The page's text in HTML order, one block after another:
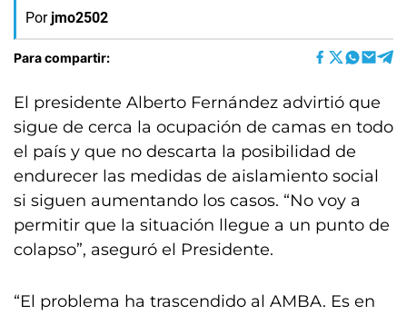
Por jmo2502
Para compartir:
El presidente Alberto Fernández advirtió que
sigue de cerca la ocupación de camas en todo
el país y que no descarta la posibilidad de
endurecer las medidas de aislamiento social
si siguen aumentando los casos. “No voy a
permitir que la situación llegue a un punto de
colapso”, aseguró el Presidente.
“El problema ha trascendido al AMBA. Es en